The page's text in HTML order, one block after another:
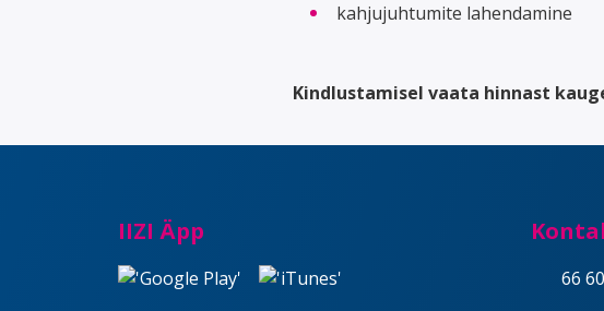
kahjujuhtumite lahendamine
Kindlustamisel vaata hinnast
IIZI Äpp
66